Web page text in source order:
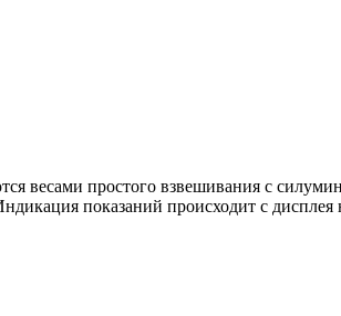
весами простого взвешивания с
показаний происходит с